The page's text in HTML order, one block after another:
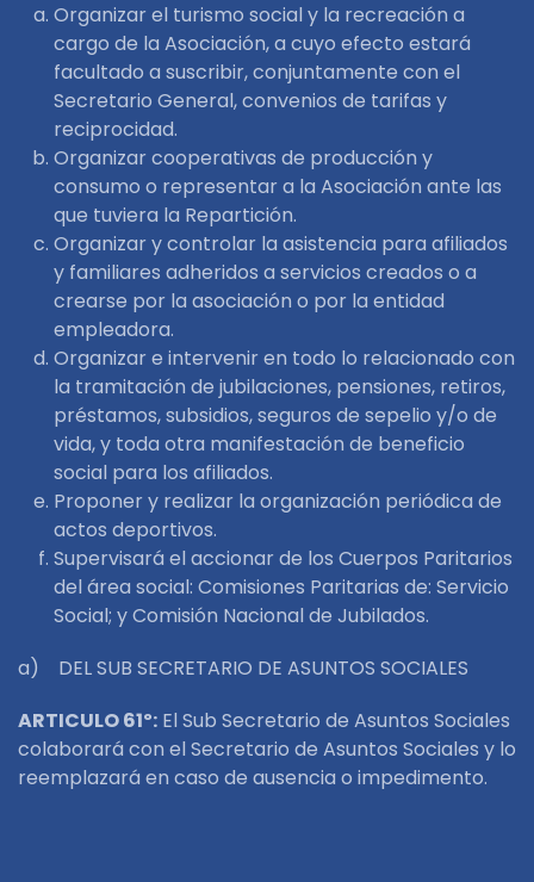
Organizar el turismo social y la recreación a
cargo de la Asociación, a cuyo efecto estará
facultado a suscribir, conjuntamente con el
Secretario General, convenios de tarifas y
reciprocidad.
Organizar cooperativas de producción y
consumo o representar a la Asociación ante las
que tuviera la Repartición.
Organizar y controlar la asistencia para afiliados
y familiares adheridos a servicios creados o a
crearse por la asociación o por la entidad
empleadora.
Organizar e intervenir en todo lo relacionado con
la tramitación de jubilaciones, pensiones, retiros,
préstamos, subsidios, seguros de sepelio y/o de
vida, y toda otra manifestación de beneficio
social para los afiliados.
Proponer y realizar la organización periódica de
actos deportivos.
Supervisará el accionar de los Cuerpos Paritarios
del área social: Comisiones Paritarias de: Servicio
Social; y Comisión Nacional de Jubilados.
a) DEL SUB SECRETARIO DE ASUNTOS SOCIALES
ARTICULO 61º: El Sub Secretario de Asuntos Sociales
colaborará con el Secretario de Asuntos Sociales y lo
reemplazará en caso de ausencia o impedimento.